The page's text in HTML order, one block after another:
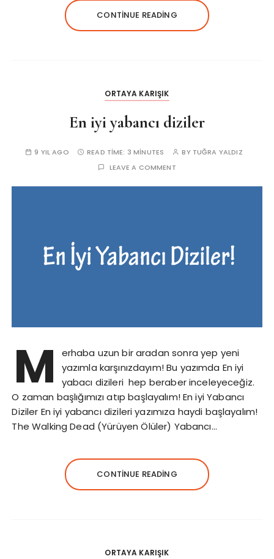
CONTINUE READING
ORTAYA KARIŞIK
En iyi yabancı diziler
9 YIL AGO READ TIME: 3 MINUTES BY TUĞRA YALDIZ
LEAVE A COMMENT
M
erhaba uzun bir aradan sonra yep yeni
yazımla karşınızdayım! Bu yazımda En iyi
yabacı dizileri hep beraber inceleyeceğiz.
O zaman başlığımızı atıp başlayalım! En iyi Yabancı
Diziler En iyi yabancı dizileri yazımıza haydi başlayalım!
The Walking Dead (Yürüyen Ölüler) Yabancı…
CONTINUE READING
ORTAYA KARIŞIK